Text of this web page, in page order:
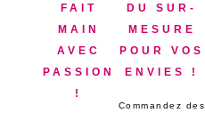
FAIT
MAIN
AVEC
PASSION
!
DU SUR-
MESURE
POUR VOS
ENVIES !
Commandez des